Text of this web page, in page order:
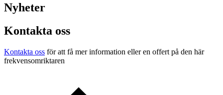
Nyheter
Kontakta oss
Kontakta oss för att få mer information eller en offert på den här
frekvensomriktaren